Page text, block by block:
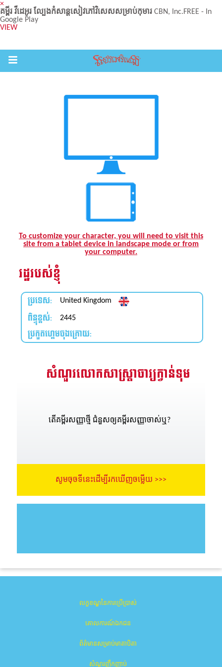
×
គម្ពីរ វីដេអូរ ល្បែងកំសាន្តសៀវភៅវិសេសសម្រាប់កុមារ CBN, Inc.FREE - In
Google Play
VIEW
Return to Content
ះគម្ពីរសៀវភៅវិសេសឥតគិតថ្លៃ
To customize your character, you will need to visit this
site from a tablet device in landscape mode or from
your computer.
រដ្ឋរបស់ខ្ញុំ
ប្រទេស: United Kingdom
ពិន្ទុខ្ពស់: 2445
ប្រកួតហ្គេមចុងក្រោយ:
សំណួរលោកសាស្រ្តាចារ្យក្វាន់ទុម
តើគម្ពីរសញ្ញាថ្មី ជំនួសឲ្យគម្ពីរសញ្ញាចាស់ឬ?
សូមចុចទីនេះដើម្បីរកឃើញចម្លើយ >>>
លក្ខខណ្ឌនៃការប្រើប្រាស់
គោលការណ៍ឯកជន
ព័ត៌មានសម្រាប់មាតាបិតា
សំណួរញឹកញាប់